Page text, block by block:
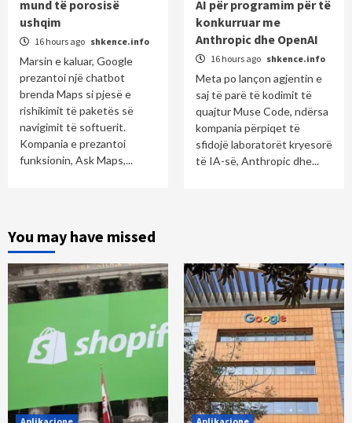
mund të porosisë
ushqim
16 hours ago shkence.info
Marsin e kaluar, Google
prezantoi një chatbot
brenda Maps si pjesë e
rishikimit të paketës së
navigimit të softuerit.
Kompania e prezantoi
funksionin, Ask Maps,...
AI për programim për të
konkurruar me
Anthropic dhe OpenAI
16 hours ago shkence.info
Meta po lançon agjentin e
saj të parë të kodimit të
quajtur Muse Code, ndërsa
kompania përpiqet të
sfidojë laboratorët kryesorë
të IA-së, Anthropic dhe...
You may have missed